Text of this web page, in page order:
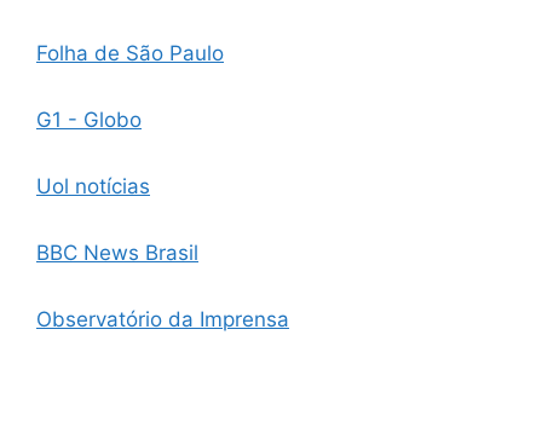
Folha de São Paulo
G1 - Globo
Uol notícias
BBC News Brasil
Observatório da Imprensa